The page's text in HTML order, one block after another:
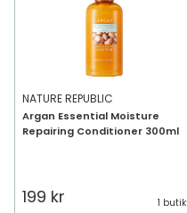
NATURE REPUBLIC
Argan Essential Moisture
Repairing Conditioner 300ml
199 kr 1 butik